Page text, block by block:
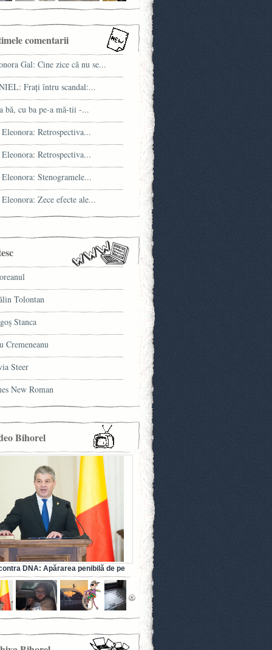
comentarii
Gal: Cine zice că nu se...
Fraţi întru scandal:...
bă, cu ba pe-a mă-tii -...
Retrospectiva...
Retrospectiva...
Stenogramele...
Zece efecte ale...
Tolontan
Stanca
Cremeneanu
Steer
New Roman
Bihorel
DNA: Apărarea penibilă de pe
fostului ministru al Sănătății (VIDEO)